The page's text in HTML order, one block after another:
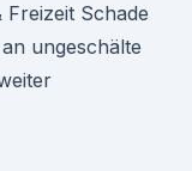
Schade
ungeschälte